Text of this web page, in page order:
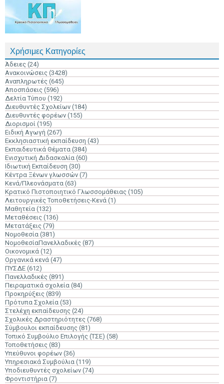
Χρήσιμες Κατηγορίες
Άδειες (24)
Ανακοινώσεις (3428)
Αναπληρωτές (645)
Αποσπάσεις (596)
Δελτία Τύπου (192)
Διευθυντές Σχολείων (184)
Διευθυντές φορέων (155)
Διορισμοί (195)
Ειδική Αγωγή (267)
Εκκλησιαστική εκπαίδευση (43)
Εκπαιδευτικά Θέματα (384)
Ενισχυτική Διδασκαλία (60)
Ιδιωτική Εκπαίδευση (30)
Κέντρα Ξένων γλωσσών (7)
Κενά/Πλεονάσματα (63)
Κρατικό Πιστοποιητικό Γλωσσομάθειας (105)
Λειτουργικές Τοποθετήσεις-Κενά (1)
Μαθητεία (132)
Μεταθέσεις (136)
Μετατάξεις (79)
Νομοθεσία (381)
ΝομοθεσίαΠανελλαδικές (87)
Οικονομικά (12)
Οργανικά κενά (47)
ΠΥΣΔΕ (612)
Πανελλαδικές (891)
Πειραματικά σχολεία (84)
Προκηρύξεις (839)
Πρότυπα Σχολεία (53)
Στελέχη εκπαίδευσης (24)
Σχολικές Δραστηριότητες (768)
Σύμβουλοι εκπαίδευσης (81)
Τοπικό Συμβούλιο Επιλογής (ΤΣΕ) (58)
Τοποθετήσεις (83)
Υπεύθυνοι φορέων (36)
Υπηρεσιακά Συμβούλια (119)
Υποδιευθυντές σχολείων (74)
Φροντιστήρια (7)